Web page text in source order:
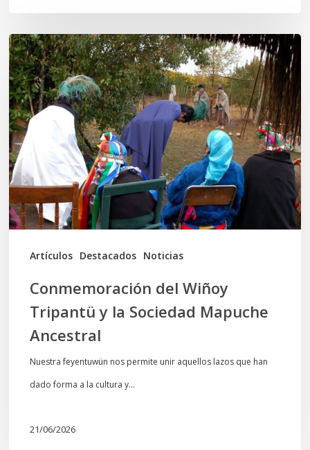
Artículos Destacados Noticias
Conmemoración
del
Wiñoy
Tripantü
y
la
Sociedad
Mapuche
Ancestral
Conmemoración del Wiñoy
Tripantü y la Sociedad Mapuche
Ancestral
Nuestra feyentuwün nos permite unir aquellos lazos que han
dado forma a la cultura y…
21/06/2026